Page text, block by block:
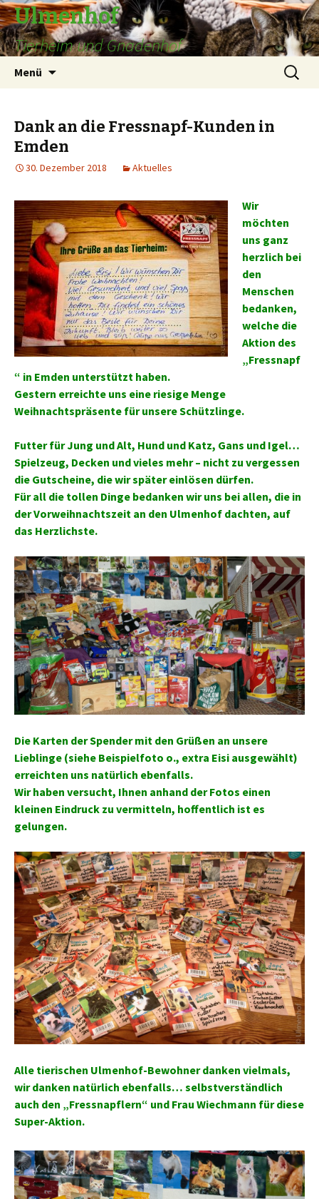
Ulmenhof
Tierheim und Gnadenhof
Menü
Suchen
nach:
Dank an die Fressnapf-Kunden in
Emden
30. Dezember 2018 Aktuelles
Wir
möchten
uns ganz
herzlich bei
den
Menschen
bedanken,
welche die
Aktion des
„Fressnapf
“ in Emden unterstützt haben.
Gestern erreichte uns eine riesige Menge
Weihnachtspräsente für unsere Schützlinge.
Futter für Jung und Alt, Hund und Katz, Gans und Igel…
Spielzeug, Decken und vieles mehr – nicht zu vergessen
die Gutscheine, die wir später einlösen dürfen.
Für all die tollen Dinge bedanken wir uns bei allen, die in
der Vorweihnachtszeit an den Ulmenhof dachten, auf
das Herzlichste.
Die Karten der Spender mit den Grüßen an unsere
Lieblinge (siehe Beispielfoto o., extra Eisi ausgewählt)
erreichten uns natürlich ebenfalls.
Wir haben versucht, Ihnen anhand der Fotos einen
kleinen Eindruck zu vermitteln, hoffentlich ist es
gelungen.
Alle tierischen Ulmenhof-Bewohner danken vielmals,
wir danken natürlich ebenfalls… selbstverständlich
auch den „Fressnapflern“ und Frau Wiechmann für diese
Super-Aktion.